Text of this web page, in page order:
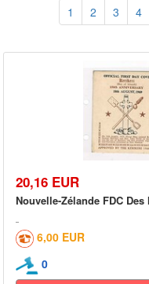
1 2 3 4
20,16 EUR
Nouvelle-Zélande FDC
6,00 EUR
0